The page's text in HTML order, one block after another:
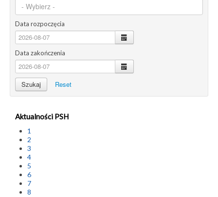
Data rozpoczęcia
Data zakończenia
Szukaj
Reset
Aktualności PSH
1
2
3
4
5
6
7
8